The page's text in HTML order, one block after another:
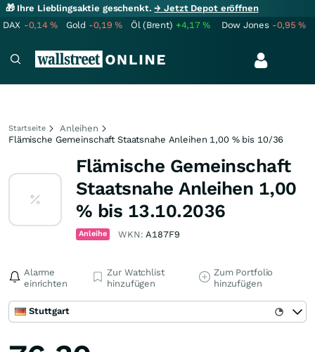
🎁 Ihre Lieblingsaktie geschenkt.→ Jetzt Depot eröffnen
DAX -0,14% Gold -0,19% Öl (Brent) +4,17% Dow Jones -0,95%
Startseite
Anleihen
Flämische Gemeinschaft Staatsnahe Anleihen 1,00 % bis 10/36
Flämische Gemeinschaft
Staatsnahe Anleihen 1,00
% bis 13.10.2036
Anleihe WKN:A187F9
Alarme
einrichten
Zur Watchlist
hinzufügen
Zum Portfolio
hinzufügen
Stuttgart